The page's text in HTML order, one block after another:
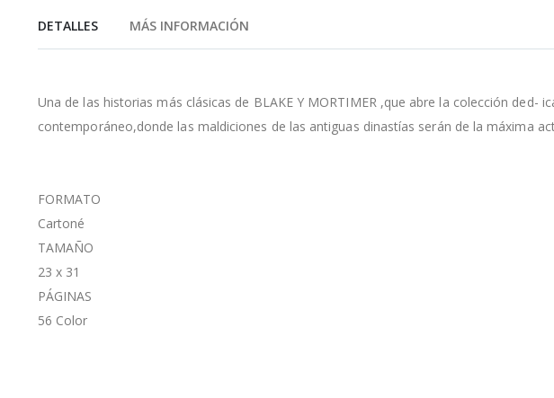
galería
DETALLES
Una de las historias más clásicas de BLAKE Y MORTIMER ,que abre la colección
contemporáneo,donde las maldiciones de las antiguas dinastías serán de la máxima
FORMATO
Cartoné
TAMAÑO
23 x 31
PÁGINAS
56 Color
MÁS INFORMACIÓN